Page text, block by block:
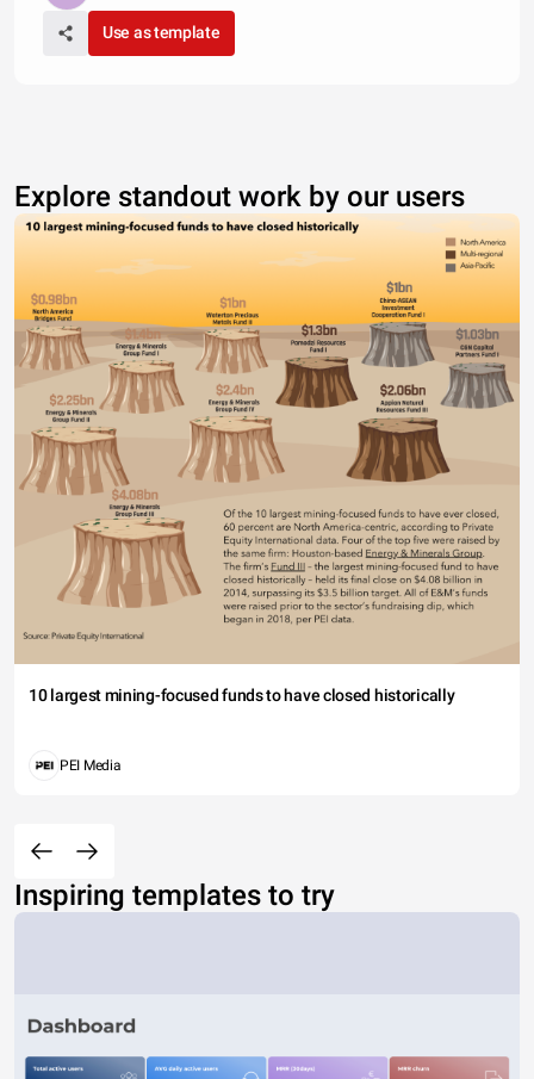
Use as template
Explore standout work by our users
10 largest mining-focused funds to have closed historically
PEI Media
Inspiring templates to try